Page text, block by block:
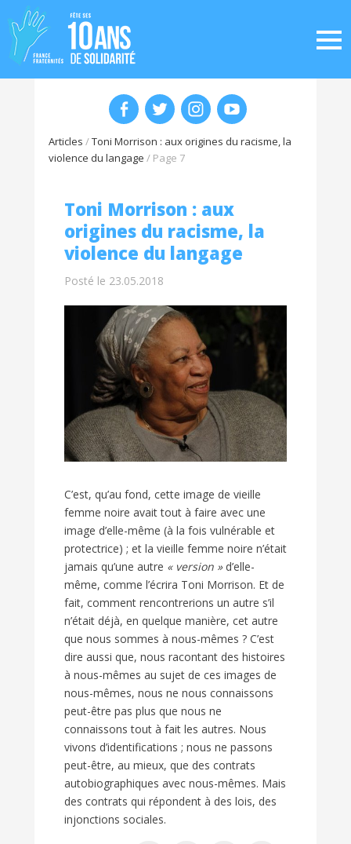
Articles /Toni Morrison : aux origines du racisme, la
violence du langage / Page 7
Toni Morrison : aux
origines du racisme, la
violence du langage
Posté le 23.05.2018
C’est, qu’au fond, cette image de vieille
femme noire avait tout à faire avec une
image d’elle-même (à la fois vulnérable et
protectrice) ; et la vieille femme noire n’était
jamais qu’une autre « version »d’elle-
même, comme l’écrira Toni Morrison. Et de
fait, comment rencontrerions un autre s’il
n’était déjà, en quelque manière, cet autre
que nous sommes à nous-mêmes ? C’est
dire aussi que, nous racontant des histoires
à nous-mêmes au sujet de ces images de
nous-mêmes, nous ne nous connaissons
peut-être pas plus que nous ne
connaissons tout à fait les autres. Nous
vivons d’identifications ; nous ne passons
peut-être, au mieux, que des contrats
autobiographiques avec nous-mêmes. Mais
des contrats qui répondent à des lois, des
injonctions sociales.